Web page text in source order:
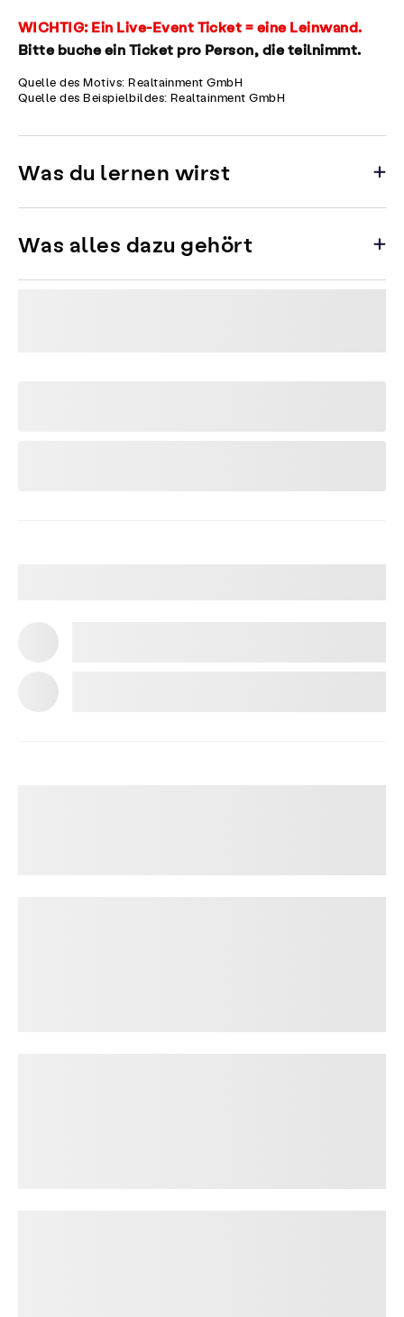
WICHTIG: Ein Live-Event Ticket = eine Leinwand.
Bitte buche ein Ticket pro Person, die teilnimmt.
Quelle des Motivs: Realtainment GmbH
Quelle des Beispielbildes: Realtainment GmbH
Was du lernen wirst
Was alles dazu gehört